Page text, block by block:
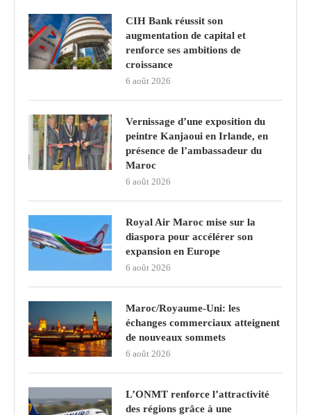
CIH Bank réussit son
augmentation de capital et
renforce ses ambitions de
croissance
6 août 2026
Vernissage d’une exposition du
peintre Kanjaoui en Irlande, en
présence de l’ambassadeur du
Maroc
6 août 2026
Royal Air Maroc mise sur la
diaspora pour accélérer son
expansion en Europe
6 août 2026
Maroc/Royaume-Uni: les
échanges commerciaux atteignent
de nouveaux sommets
6 août 2026
L’ONMT renforce l’attractivité
des régions grâce à une